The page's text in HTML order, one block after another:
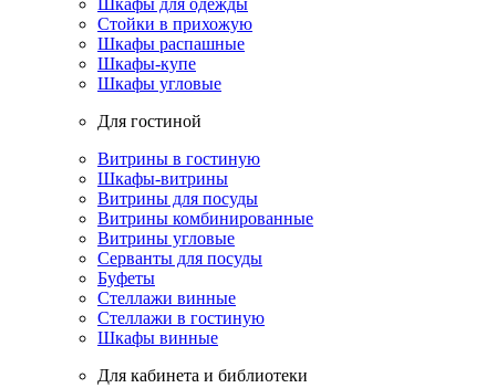
Шкафы для одежды
Стойки в прихожую
Шкафы распашные
Шкафы-купе
Шкафы угловые
Для гостиной
Витрины в гостиную
Шкафы-витрины
Витрины для посуды
Витрины комбинированные
Витрины угловые
Серванты для посуды
Буфеты
Стеллажи винные
Стеллажи в гостиную
Шкафы винные
Для кабинета и библиотеки